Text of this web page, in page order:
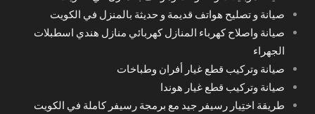
صيانة و تصليح هواتف قديمة و حديثة بالمنزل في الكويت
صيانة واصلاح كهرباء المنازل كهربائي منازل هندي اسطبلات
الجهراء
صيانة وتركيب قطع غيار أفران وطباخات
صيانة وتركيب قطع غيار هوندا
طريقة اختِيار رسيفر جيد مع برمجة رسيفر كاملة في الكويت